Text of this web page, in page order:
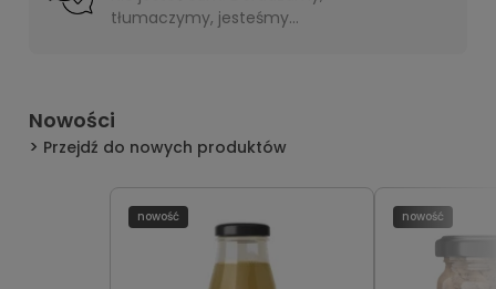
tłumaczymy, jesteśmy
Nowości
Przejdź do nowych produktów
nowość nowość